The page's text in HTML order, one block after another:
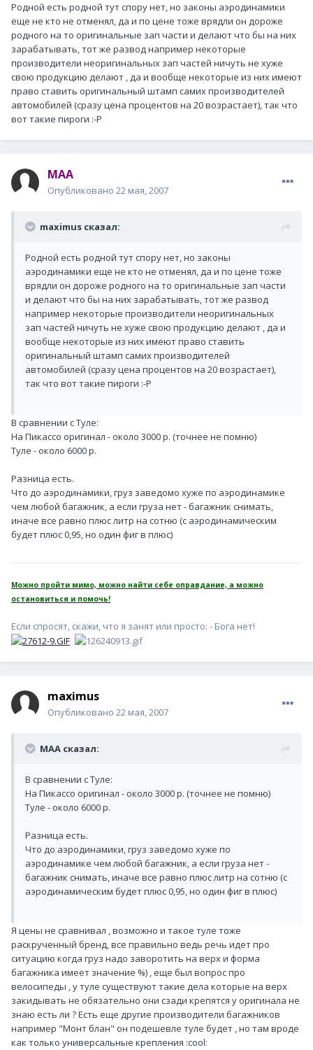
Родной есть родной тут спору нет, но законы аэродинамики
еще не кто не отменял, да и по цене тоже врядли он дороже
родного на то оригинальные зап части и делают что бы на них
зарабатывать, тот же развод например некоторые
производители неоригинальных зап частей ничуть не хуже
свою продукцию делают , да и вообще некоторые из них имеют
право ставить оригинальный штамп самих производителей
автомобилей (сразу цена процентов на 20 возрастает), так что
вот такие пироги :-P
MAA
Опубликовано 22 мая, 2007
maximus сказал:
Родной есть родной тут спору нет, но законы
аэродинамики еще не кто не отменял, да и по цене тоже
врядли он дороже родного на то оригинальные зап части
и делают что бы на них зарабатывать, тот же развод
например некоторые производители неоригинальных
зап частей ничуть не хуже свою продукцию делают , да и
вообще некоторые из них имеют право ставить
оригинальный штамп самих производителей
автомобилей (сразу цена процентов на 20 возрастает),
так что вот такие пироги :-P
В сравнении с Туле:
На Пикассо оригинал - около 3000 р. (точнее не помню)
Туле - около 6000 р.
Разница есть.
Что до аэродинамики, груз заведомо хуже по аэродинамике
чем любой багажник, а если груза нет - багажник снимать,
иначе все равно плюс литр на сотню (с аэродинамическим
будет плюс 0,95, но один фиг в плюс)
Можно пройти мимо, можно найти себе оправдание, а можно
остановиться и помочь!
Если спросят, скажи, что я занят или просто: - Бога нет!
maximus
Опубликовано 22 мая, 2007
MAA сказал:
В сравнении с Туле:
На Пикассо оригинал - около 3000 р. (точнее не помню)
Туле - около 6000 р.
Разница есть.
Что до аэродинамики, груз заведомо хуже по
аэродинамике чем любой багажник, а если груза нет -
багажник снимать, иначе все равно плюс литр на сотню (с
аэродинамическим будет плюс 0,95, но один фиг в плюс)
Я цены не сравнивал , возможно и такое туле тоже
раскрученный бренд, все правильно ведь речь идет про
ситуацию когда груз надо заворотить на верх и форма
багажника имеет значение %) , еще был вопрос про
велосипеды , у туле существуют такие дела которые на верх
закидывать не обязательно они сзади крепятся у оригинала не
знаю есть ли ? Есть еще другие производители багажников
например "Монт блан" он подешевле туле будет , но там вроде
как только универсальные крепления :cool: